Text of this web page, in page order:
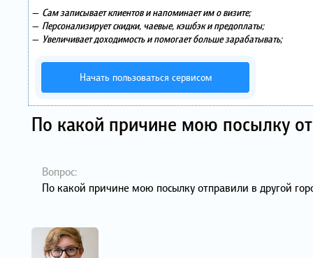
— Сам записывает клиентов и напоминает им о визите;
— Персонализирует скидки, чаевые, кэшбэк и предоплаты;
— Увеличивает доходимость и помогает больше зарабатывать;
Начать пользоваться сервисом
По какой причине мою посылку
Вопрос:
По какой причине мою посылку отправили в другой